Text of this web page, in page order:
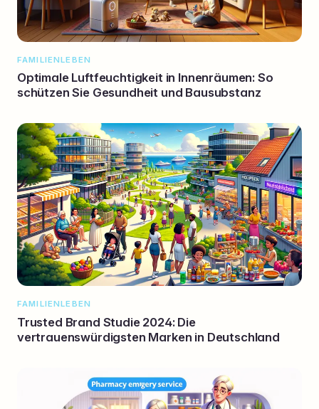
FAMILIENLEBEN
Optimale Luftfeuchtigkeit in Innenräumen: So
schützen Sie Gesundheit und Bausubstanz
FAMILIENLEBEN
Trusted Brand Studie 2024: Die
vertrauenswürdigsten Marken in Deutschland